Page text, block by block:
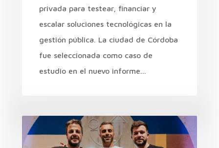
privada para testear, financiar y
escalar soluciones tecnológicas en la
gestión pública. La ciudad de Córdoba
fue seleccionada como caso de
estudio en el nuevo informe...